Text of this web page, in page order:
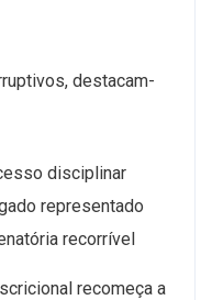
destacam-
disciplinar
representado
recorrível
recomeça a